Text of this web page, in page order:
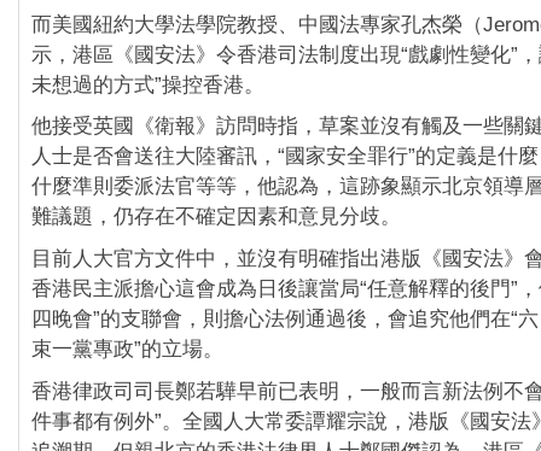
而美國紐約大學法學院教授、中國法專家孔杰榮（
示，港區《國安法》令香港司法制度出現“戲劇性變化”
未想過的方式”操控香港。
他接受英國《衛報》訪問時指，草案並沒有觸及一些關
人士是否會送往大陸審訊，“國家安全罪行”的定義是什
什麼準則委派法官等等，他認為，這跡象顯示北京領導
難議題，仍存在不確定因素和意見分歧。
目前人大官方文件中，並沒有明確指出港版《國安法》
香港民主派擔心這會成為日後讓當局“任意解釋的後門”
四晚會”的支聯會，則擔心法例通過後，會追究他們在“
束一黨專政”的立場。
香港律政司司長鄭若驊早前已表明，一般而言新法例不
件事都有例外”。全國人大常委譚耀宗說，港版《國安法